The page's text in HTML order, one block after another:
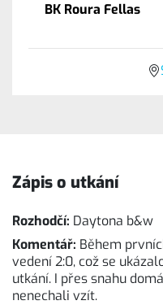
BK Roura Fellas
Zápis o utkání
Rozhodčí: Daytona b&w
Komentář: Během
vedení 2:0, což se
utkání. I přes snahu
nenechali vzít.